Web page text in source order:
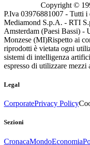
Copyright ©
P.Iva 03976881007 - Tutti
Mediamond S.p.A. - RTI
Amsterdam (Paesi Bassi)
Monzese (MI)Rispetto ai
riprodotti è vietata ogni
sistemi di intelligenza
espresso di utilizzare mezzi
Legal
CorporatePrivacy Policy
Sezioni
CronacaMondoEconomia